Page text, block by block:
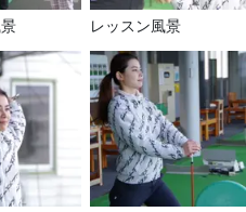
レッスン風景